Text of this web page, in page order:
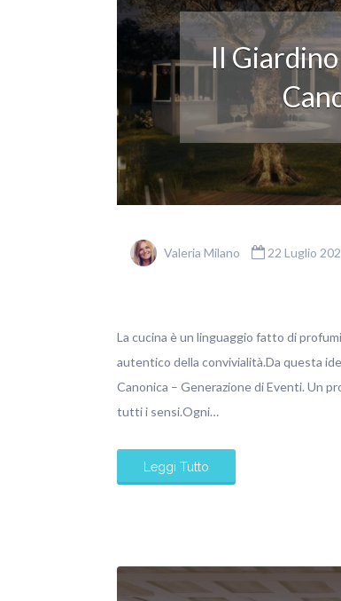
Il
Valeria Milano 22 Luglio
La cucina è un linguaggio fatto di
autentico della convivialità.Da questa
Canonica – Generazione di Eventi. Un
tutti i sensi.Ogni…
Leggi Tutto